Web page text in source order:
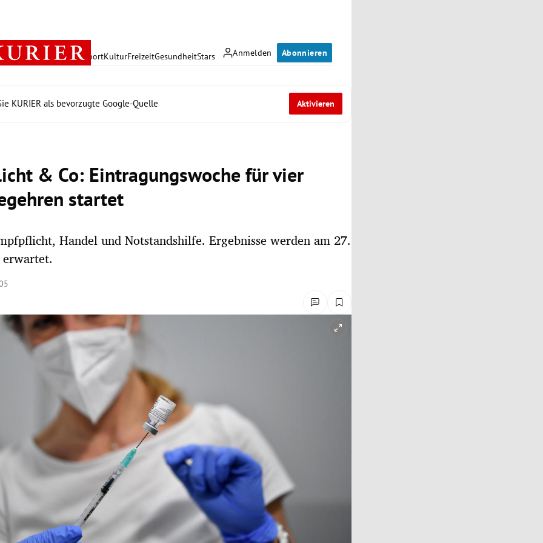
Anmelden Abonnieren
PolitikWirtschaft SportKulturFreizeitGesundheitStars
KURIER als bevorzugte Google-Quelle Aktivieren
& Co: Eintragungswoche für vier
startet
Handel und Notstandshilfe. Ergebnisse werden am 27.
erwartet.
öffnen/schließen